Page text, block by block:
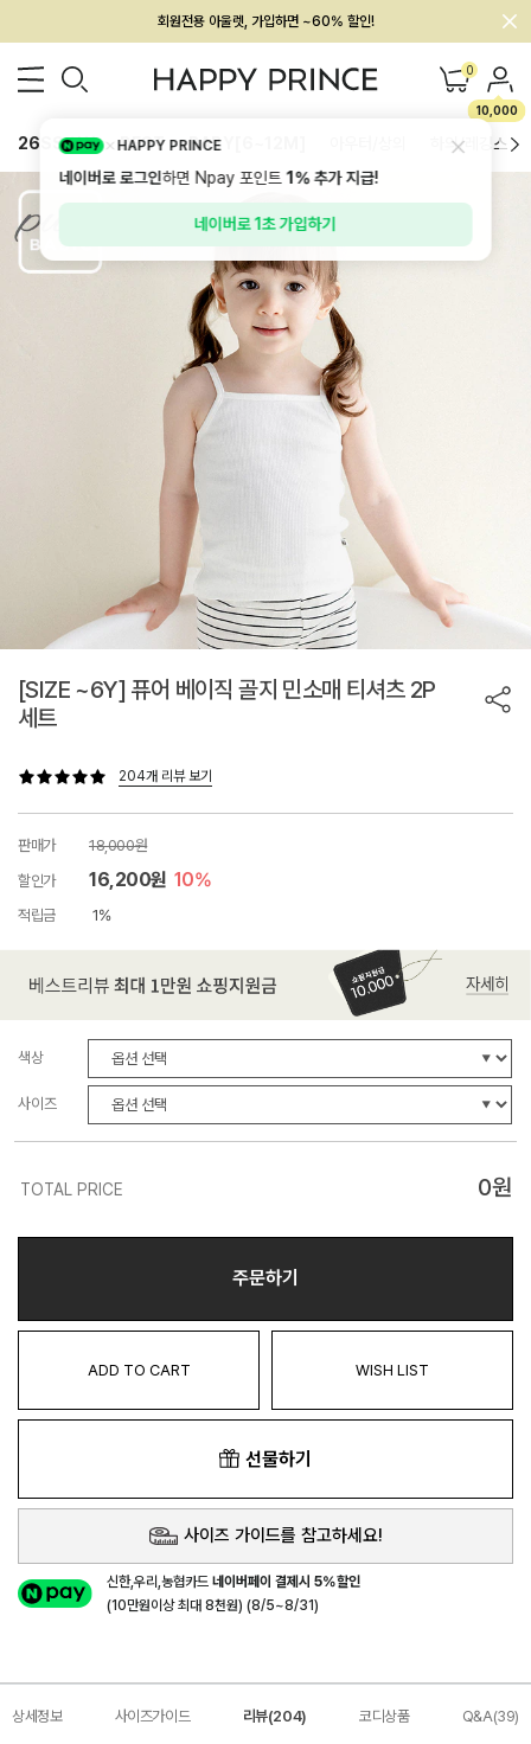
회원전용 아울렛, 가입하면 ~60% 할인!
멤버십 최대 28,000원 혜택 0
10,000
26SS 신상 BEST BABY[6~12M] 하의/레깅스
[SIZE ~6Y] 퓨어 베이직 골지 민소매 티셔츠 2P
세트
204개 리뷰 보기
판매가
18,000원
할인가
16,200원 10%
적립금 1%
색상
사이즈
TOTAL PRICE 0원
주문하기
ADD TO CART WISH LIST
선물하기
사이즈 가이드를 참고하세요!
신한,우리,농협카드네이버페이 결제시 5%할인
(10만원이상 최대 8천원) (8/5~8/31)
상세정보 사이즈가이드 리뷰(204) 코디상품 Q&A(39)
HAPPY PRINCE
네이버로 로그인하면 Npay 포인트1%추가 지급!
네이버로 1초 가입하기